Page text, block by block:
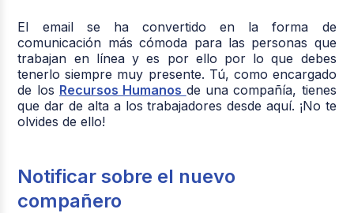
El email se ha convertido en la forma de
comunicación más cómoda para las personas que
trabajan en línea y es por ello por lo que debes
tenerlo siempre muy presente. Tú, como encargado
de los Recursos Humanos de una compañía, tienes
que dar de alta a los trabajadores desde aquí. ¡No te
olvides de ello!
Notificar sobre el nuevo
compañero